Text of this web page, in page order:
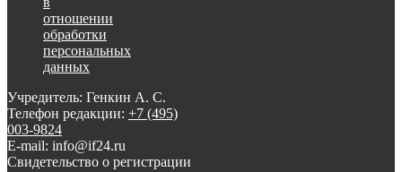
отношении
обработки
персональных
данных
Учредитель: Генкин А. С.
Телефон редакции: +7 (495)
003-9824
E-mail: info@if24.ru
Свидетельство о регистрации